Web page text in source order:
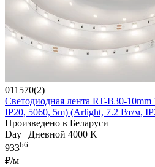
011570(2)
Светодиодная лента RT-B30-
IP20, 5060, 5m) (Arlight, 7.2 Вт/м,
Произведено в Беларуси
Day | Дневной 4000 K
93366
₽/м